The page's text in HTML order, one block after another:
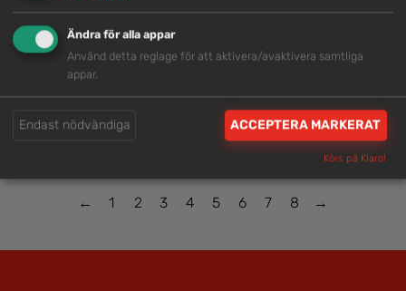
VÄGMÄRKE, D2 PÅBJUDEN KÖRBANA
← 1 2 3 4 5 6 7 8 →
Ändra för alla appar
Använd detta reglage för att aktivera/avaktivera samtliga
appar.
Endast nödvändiga ACCEPTERA MARKERAT
Körs på Klaro!